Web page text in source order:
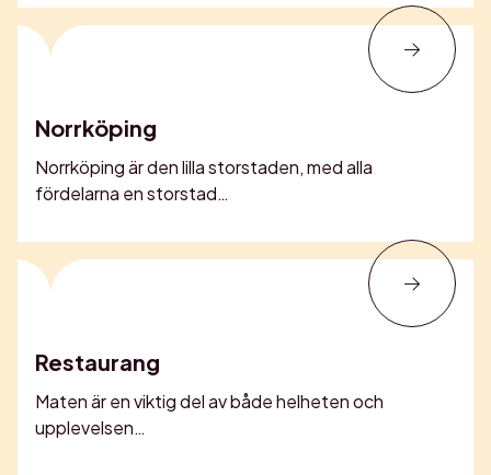
Norrköping
Norrköping är den lilla storstaden, med alla
fördelarna en storstad…
Restaurang
Maten är en viktig del av både helheten och
upplevelsen…